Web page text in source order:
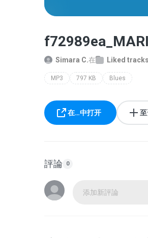
Simara C.在 Liked tracks
MP3 797 KB Blues
在…中打开
評論 0
添加新評論